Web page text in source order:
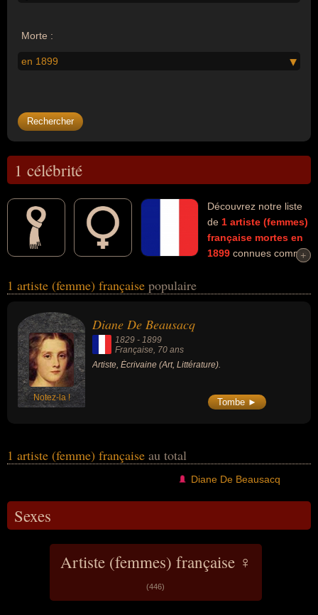
Morte :
en 1899
1 célébrité
Découvrez notre liste
de 1 artiste (femmes)
française mortes en
1899 connues comme
féminin) peuvent avoir des liens variés dans les domaines de l'art
écrivaine.
+
+
1 artiste (femme) française populaire
Notez-la !
Diane De Beausacq
1829 - 1899
Française, 70 ans
Artiste, Écrivaine (Art, Littérature).
Tombe ►
1 artiste (femme) française au total
Diane De Beausacq
Sexes
Artiste (femmes) française ♀
(446)